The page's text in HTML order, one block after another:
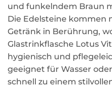
und funkelndem Braun
Die Edelsteine kommen
Getränk in Berührung,
Glastrinkflasche Lotus
hygienisch und
geeignet für Wasser
schnell zu einem